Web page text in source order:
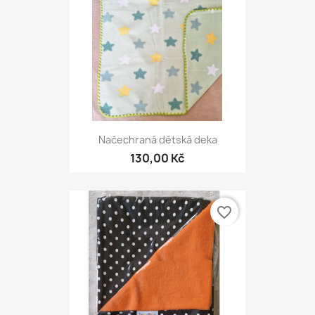
Načechraná dětská deka
130,00 Kč
favorite_border